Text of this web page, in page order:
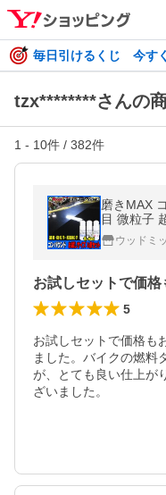
毎日引けるくじ 今す
tzx********さんの
1 - 10件 / 382件
磨きMAX
目 微粒子
料無料) ケ
キMAX ミ
ウッドミ
5
お試しセットで価格も
ました。バイクの燃料
が、とても良い仕上が
ざいました。